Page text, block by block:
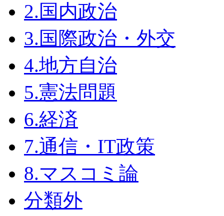
2.国内政治
3.国際政治・外交
4.地方自治
5.憲法問題
6.経済
7.通信・IT政策
8.マスコミ論
分類外